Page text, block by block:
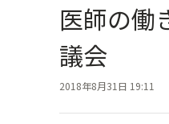
医師の
議会
2018年8月31日 19:11